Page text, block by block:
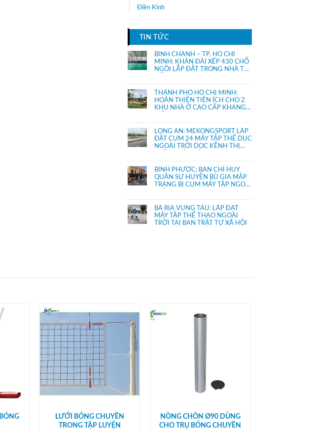
Điền Kinh
TIN TỨC
BÌNH CHÁNH – TP. HỒ CHÍ
MINH: KHÁN ĐÀI XẾP 430 CHỔ
NGỒI LẮP ĐẶT TRONG NHÀ THI
THÀNH PHỐ HỒ CHÍ MINH:
HOÀN THIỆN TIỆN ÍCH CHO 2
KHU NHÀ Ở CAO CẤP KHANG
LONG AN: MEKONGSPORT LẮP
ĐẶT CỤM 24 MÁY TẬP THỂ DỤC
NGOÀI TRỜI DỌC KÊNH THỊ
BÌNH PHƯỚC: BAN CHỈ HUY
QUÂN SỰ HUYỆN BÙ GIA MẬP
TRANG BỊ CỤM MÁY TẬP NGOÀI
BÀ RỊA VŨNG TÀU: LẮP ĐẶT
MÁY TẬP THỂ THAO NGOÀI
TRỜI TẠI BAN TRẬT TỰ XÃ HỘI
LƯỚI BÓNG CHUYỀN
TRONG TẬP LUYỆN
NÒNG CHÔN Ø90 DÙNG
CHO TRỤ BÓNG CHUYỀN